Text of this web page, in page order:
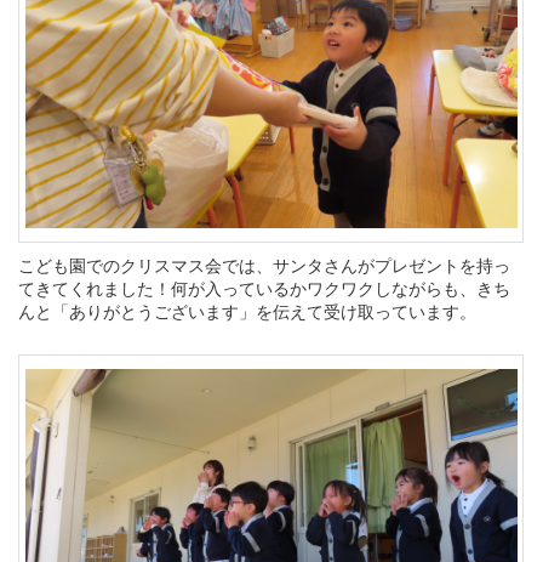
こども園でのクリスマス会では、サンタさんがプレゼントを持っ
てきてくれました！何が入っているかワクワクしながらも、きち
んと「ありがとうございます」を伝えて受け取っています。